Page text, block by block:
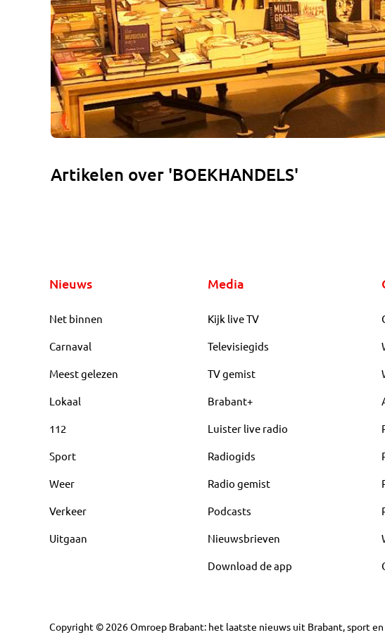
Artikelen over 'BOEKHANDELS'
Nieuws
Net binnen
Carnaval
Meest gelezen
Lokaal
112
Sport
Weer
Verkeer
Uitgaan
Media
Kijk live TV
Televisiegids
TV gemist
Brabant+
Luister live radio
Radiogids
Radio gemist
Podcasts
Nieuwsbrieven
Download de app
Copyright © 2026Omroep Brabant: het laatste nieuws uit Brabant, sport